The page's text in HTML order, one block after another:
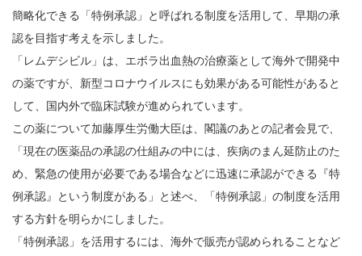
簡略化できる「特例承認」と呼ばれる制度を活用して、早期の承
認を目指す考えを示しました。
「レムデシビル」は、エボラ出血熱の治療薬として海外で開発中
の薬ですが、新型コロナウイルスにも効果がある可能性があると
して、国内外で臨床試験が進められています。
この薬について加藤厚生労働大臣は、閣議のあとの記者会見で、
「現在の医薬品の承認の仕組みの中には、疾病のまん延防止のた
め、緊急の使用が必要である場合などに迅速に承認ができる『特
例承認』という制度がある」と述べ、「特例承認」の制度を活用
する方針を明らかにしました。
「特例承認」を活用するには、海外で販売が認められることなど